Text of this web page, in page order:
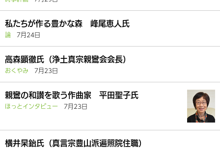
私たちが作る豊かな森 峰尾恵人氏
論 7月24日
高森顕徹氏（浄土真宗親鸞会会長）
おくやみ 7月23日
親鸞の和讃を歌う作曲家 平田聖子氏
ほっとインタビュー 7月23日
横井杲鈶氏（真言宗豊山派遍照院住職）